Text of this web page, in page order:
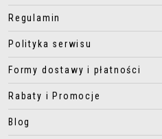
Regulamin
Polityka serwisu
Formy dostawy i płatności
Rabaty i Promocje
Blog